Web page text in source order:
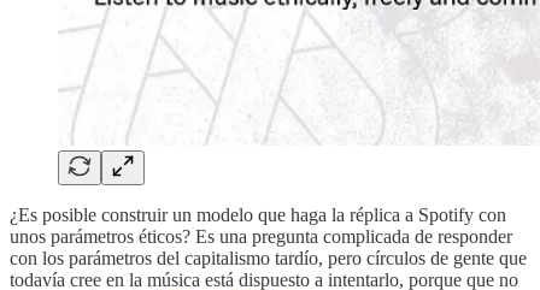
¿Es posible construir un modelo que haga la réplica a Spotify con
unos parámetros éticos? Es una pregunta complicada de responder
con los parámetros del capitalismo tardío, pero círculos de gente que
todavía cree en la música está dispuesto a intentarlo, porque que no